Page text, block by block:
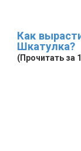
Как
Шкатулка?
(Прочитать за